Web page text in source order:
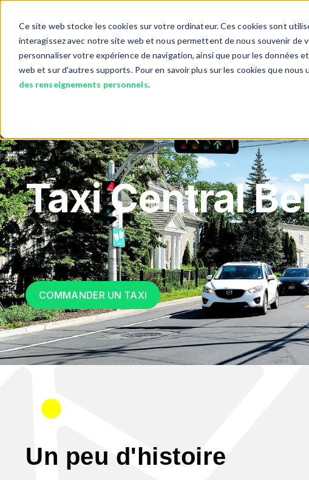
Ce site web stocke les cookies sur votre ordinateur. Ces cookies sont
interagissez avec notre site web et nous permettent de nous souvenir de
personnaliser votre expérience de navigation, ainsi que pour les données
web et sur d'autres supports. Pour en savoir plus sur les cookies que
des renseignements personnels.
Services Show submenu for
Objet Perdu? Taxi
Taxi Central
COMMANDER UN TAXI
Un peu d'histoire